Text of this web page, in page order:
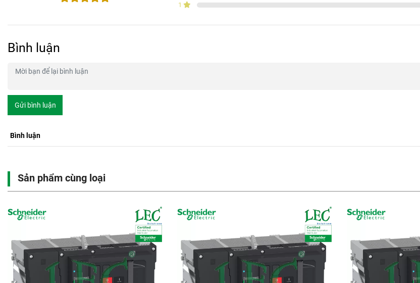
1
Bình luận
Gửi bình luận
Bình luận
Sản phẩm cùng loại